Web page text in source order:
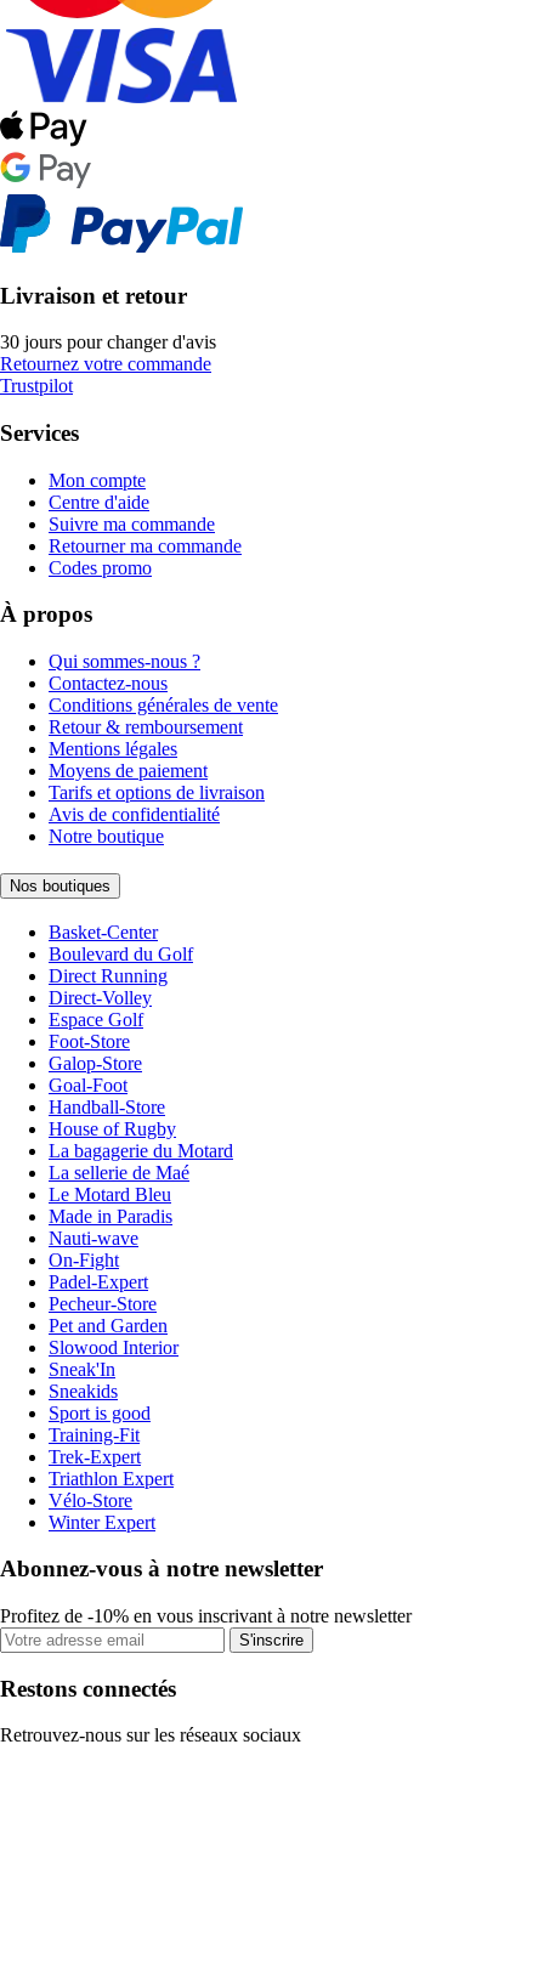
Livraison et retour
30 jours pour changer d'avis
Retournez votre commande
Trustpilot
Services
Mon compte
Centre d'aide
Suivre ma commande
Retourner ma commande
Codes promo
À propos
Qui sommes-nous ?
Contactez-nous
Conditions générales de vente
Retour & remboursement
Mentions légales
Moyens de paiement
Tarifs et options de livraison
Avis de confidentialité
Notre boutique
Nos boutiques
Basket-Center
Boulevard du Golf
Direct Running
Direct-Volley
Espace Golf
Foot-Store
Galop-Store
Goal-Foot
Handball-Store
House of Rugby
La bagagerie du Motard
La sellerie de Maé
Le Motard Bleu
Made in Paradis
Nauti-wave
On-Fight
Padel-Expert
Pecheur-Store
Pet and Garden
Slowood Interior
Sneak'In
Sneakids
Sport is good
Training-Fit
Trek-Expert
Triathlon Expert
Vélo-Store
Winter Expert
Abonnez-vous à notre newsletter
Profitez de -10% en vous inscrivant à notre newsletter
S'inscrire
Restons connectés
Retrouvez-nous sur les réseaux sociaux